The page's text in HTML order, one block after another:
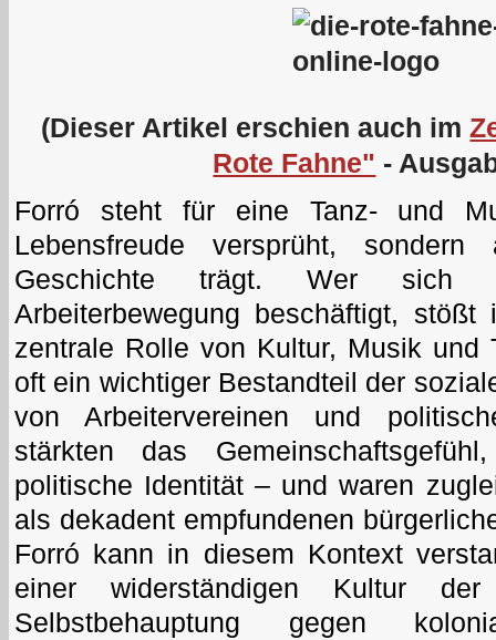
(Dieser Artikel erschien auch im
Rote Fahne" -
Forró steht für eine Tanz- und
Lebensfreude versprüht,
Geschichte trägt. Wer sich
Arbeiterbewegung beschäftigt,
zentrale Rolle von Kultur, Musik und
oft ein wichtiger Bestandteil der
von Arbeitervereinen und
stärkten das
politische Identität – und waren
als dekadent empfundenen
Forró kann in diesem Kontext
einer widerständigen Kultur
Selbstbehauptung gegen